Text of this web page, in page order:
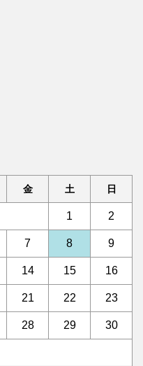
金 土 日
1 2
7 8 9
14 15 16
21 22 23
28 29 30